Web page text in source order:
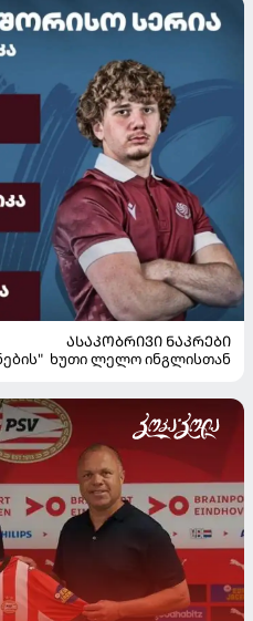
ᲐᲡᲐᲙᲝᲑᲠᲘᲕᲘ ᲜᲐᲙᲠᲔᲑᲘ
ხუთი ლელო ინგლისთან